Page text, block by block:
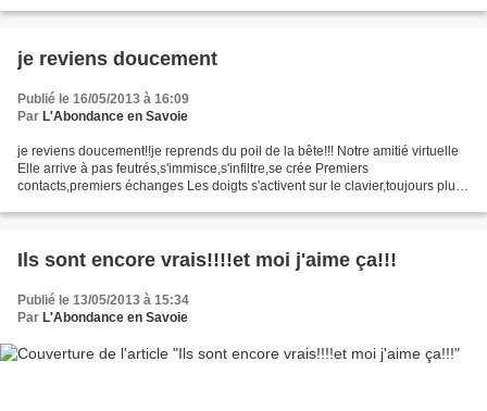
je reviens doucement
Publié le 16/05/2013 à 16:09
Par L'Abondance en Savoie
je reviens doucement!!je reprends du poil de la bête!!! Notre amitié virtuelle
Elle arrive à pas feutrés,s'immisce,s'infiltre,se crée Premiers
contacts,premiers échanges Les doigts s'activent sur le clavier,toujours plus
Ils sont encore vrais!!!!et moi j'aime ça!!!
Publié le 13/05/2013 à 15:34
Par L'Abondance en Savoie